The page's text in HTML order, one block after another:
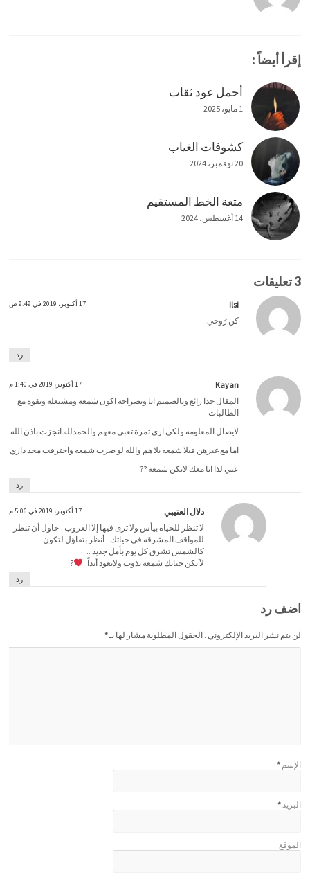
إقرأ أيضاً :
أحمل عود ثقاب
1 مايو، 2025
كشوفات الغياب
20 نوفمبر، 2024
متعة الخط المستقيم
14 أغسطس، 2024
3 تعليقات
ilsi 17 أكتوبر، 2019 في 9:49 ص
كن رُوحي.
رد
Kayan 17 أكتوبر، 2019 في 1:40 م
المقال جدا رائع وبالصميم انا وبصراحه اكون شمعه ومشتعله وبقوه مع
الطالبات
لايصال المعلومه ولكي ارى ثمرة تعبي معهم والحمدلله انجزت باذن الله
اما مع غيرهن فبلا شمعه بلا هم والله لو صرت شمعه واحترقت محد داري
عني لذا انا معك لاتكن شمعه ??
رد
دلال العتيبي 17 أكتوبر، 2019 في 5:06 م
‏لا تنظر للحياه بيأس ولآ ترى فيها إلا الغروب ..حاول أن تنظر
للمواقف المشرقه في حياتك.. أنظر بتفاؤل لتكون
كالشمس تشرق كل يوم بأمل جديد ..
‏لآ تكن حياتك شمعه تذوب ولاتعود أبداً..
?
رد
اضف رد
لن يتم نشر البريد الإلكتروني . الحقول المطلوبة مشار لها بـ*
الإسم *
البريد*
الموقع